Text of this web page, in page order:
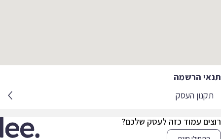
הרשמה
תקנון העסק
עמוד כזה לעסק שלכם?